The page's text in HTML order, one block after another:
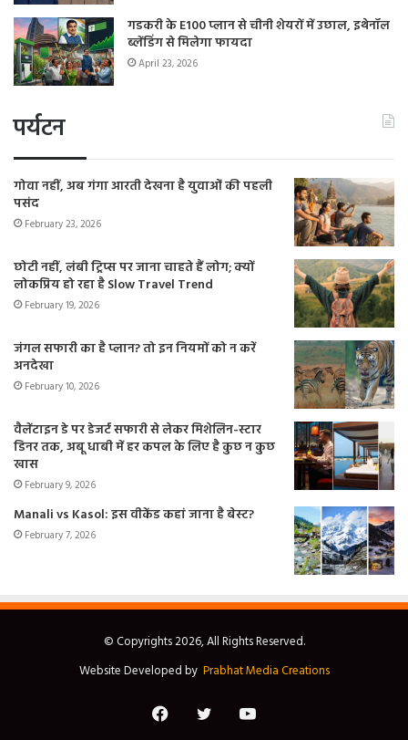
गडकरी के E100 प्लान से चीनी शेयरों में उछाल, इथेनॉल
ब्लेंडिंग से मिलेगा फायदा
April 23, 2026
पर्यटन
गोवा नहीं, अब गंगा आरती देखना है युवाओं की पहली
पसंद
February 23, 2026
छोटी नहीं, लंबी ट्रिप्स पर जाना चाहते हैं लोग; क्यों
लोकप्रिय हो रहा है Slow Travel Trend
February 19, 2026
जंगल सफारी का है प्लान? तो इन नियमों को न करें
अनदेखा
February 10, 2026
वैलेंटाइन डे पर डेजर्ट सफारी से लेकर मिशेलिन-स्टार
डिनर तक, अबू धाबी में हर कपल के लिए है कुछ न कुछ
खास
February 9, 2026
Manali vs Kasol: इस वीकेंड कहां जाना है बेस्ट?
February 7, 2026
© Copyrights 2026, All Rights Reserved.
Website Developed by Prabhat Media Creations
FacebookTwitterYouTube